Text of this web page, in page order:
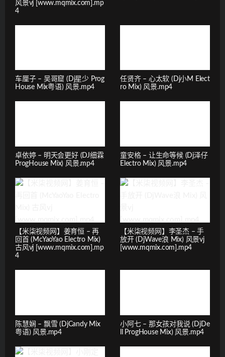
风景vj [www.mqmix.com].mp
4
车厘子 – 吴哥窟 (Dj星少 Prog
House Mix粤语) 风景.mp4
任贤齐 – 心太软 (Dj小M Elect
ro Mix) 风景.mp4
卓依婷 – 明天会更好 (DJ细霖
ProgHouse Mix) 风景.mp4
童安格 – 让生命等候 (Dj泽仔
Electro Mix) 风景.mp4
【米柒视频网】姜育恒 – 再
回首 (McYaoYao Electro Mix)
古风vj [www.mqmix.com].mp
4
【米柒视频网】李圣杰 – 手
放开 (DjWave浪 Mix) 风景vj
[www.mqmix.com].mp4
陈慧娴 – 飘雪 (DjCandy Mix
粤语) 风景.mp4
小阿七 – 那女孩对我说 (DjDe
ll ProgHouse Mix) 风景.mp4